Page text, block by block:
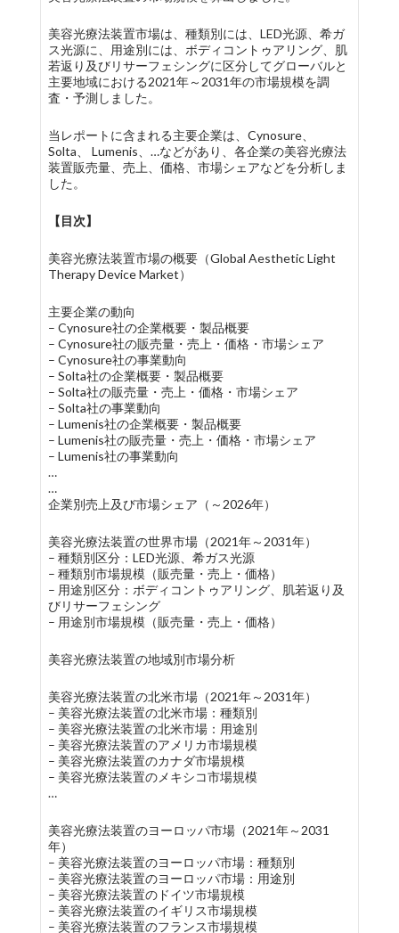
美容光療法装置市場は、種類別には、LED光源、希ガ
ス光源に、用途別には、ボディコントゥアリング、肌
若返り及びリサーフェシングに区分してグローバルと
主要地域における2021年～2031年の市場規模を調
査・予測しました。
当レポートに含まれる主要企業は、Cynosure、
Solta、 Lumenis、…などがあり、各企業の美容光療法
装置販売量、売上、価格、市場シェアなどを分析しま
した。
【目次】
美容光療法装置市場の概要（Global Aesthetic Light
Therapy Device Market）
主要企業の動向
– Cynosure社の企業概要・製品概要
– Cynosure社の販売量・売上・価格・市場シェア
– Cynosure社の事業動向
– Solta社の企業概要・製品概要
– Solta社の販売量・売上・価格・市場シェア
– Solta社の事業動向
– Lumenis社の企業概要・製品概要
– Lumenis社の販売量・売上・価格・市場シェア
– Lumenis社の事業動向
…
…
企業別売上及び市場シェア（～2026年）
美容光療法装置の世界市場（2021年～2031年）
– 種類別区分：LED光源、希ガス光源
– 種類別市場規模（販売量・売上・価格）
– 用途別区分：ボディコントゥアリング、肌若返り及
びリサーフェシング
– 用途別市場規模（販売量・売上・価格）
美容光療法装置の地域別市場分析
美容光療法装置の北米市場（2021年～2031年）
– 美容光療法装置の北米市場：種類別
– 美容光療法装置の北米市場：用途別
– 美容光療法装置のアメリカ市場規模
– 美容光療法装置のカナダ市場規模
– 美容光療法装置のメキシコ市場規模
…
美容光療法装置のヨーロッパ市場（2021年～2031
年）
– 美容光療法装置のヨーロッパ市場：種類別
– 美容光療法装置のヨーロッパ市場：用途別
– 美容光療法装置のドイツ市場規模
– 美容光療法装置のイギリス市場規模
– 美容光療法装置のフランス市場規模